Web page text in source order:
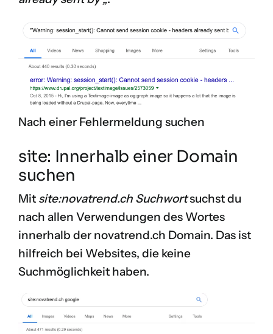
Nach einer Fehlermeldung suchen
site: Innerhalb einer Domain
suchen
Mit site:novatrend.ch Suchwortsuchst du
nach allen Verwendungen des Wortes
innerhalb der novatrend.ch Domain. Das ist
hilfreich bei Websites, die keine
Suchmöglichkeit haben.